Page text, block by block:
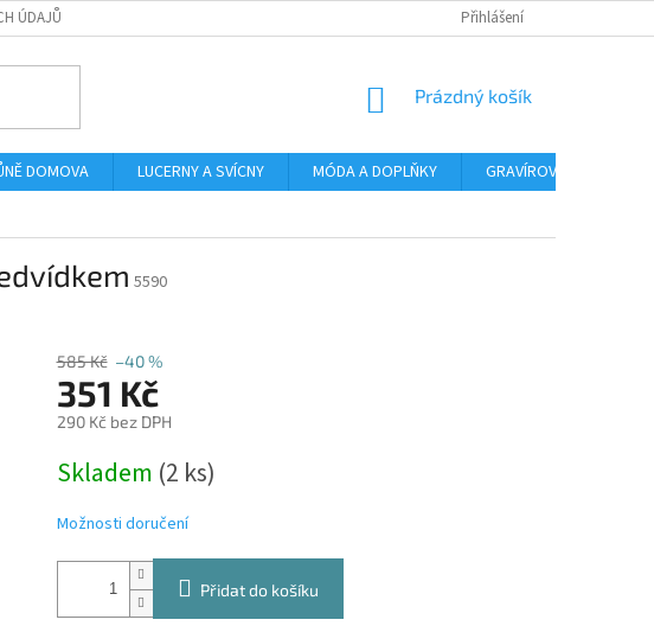
ÚDAJŮ Přihlášení
NÁKUPNÍ
Prázdný košík
DOMOVA LUCERNY A SVÍCNY MÓDA A DOPLŇKY GRAVÍROVÁNÍ
5590
585 Kč –40 %
351 Kč
290 Kč bez DPH
cena:
Skladem (2 ks)
Možnosti doručení
Přidat do košíku